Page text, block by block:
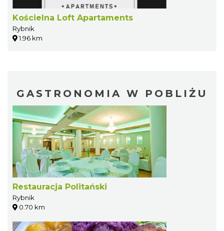
Kościelna Loft Apartaments
Rybnik
1.96 km
GASTRONOMIA W POBLIŻU
Restauracja Politański
Rybnik
0.70 km